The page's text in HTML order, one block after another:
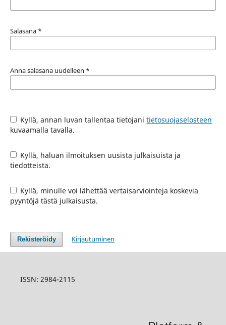
Salasana *
Anna salasana uudelleen *
Kyllä, annan luvan tallentaa tietojanitietosuojaselosteen
kuvaamalla tavalla.
tiedotteista.
pyyntöjä tästä julkaisusta.
Rekisteröidy Kirjautuminen
ISSN: 2984-2115